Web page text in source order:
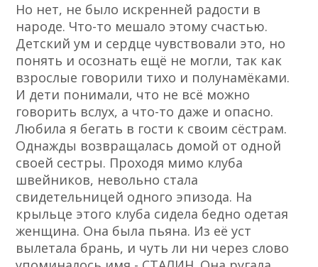
Но нет, не было искренней радости в
народе. Что-то мешало этому счастью.
Детский ум и сердце чувствовали это, но
понять и осознать ещё не могли, так как
взрослые говорили тихо и полунамёками.
И дети понимали, что не всё можно
говорить вслух, а что-то даже и опасно.
Любила я бегать в гости к своим сёстрам.
Однажды возвращалась домой от одной
своей сестры. Проходя мимо клуба
швейников, невольно стала
свидетельницей одного эпизода. На
крыльце этого клуба сидела бедно одетая
женщина. Она была пьяна. Из её уст
вылетала брань, и чуть ли ни через слово